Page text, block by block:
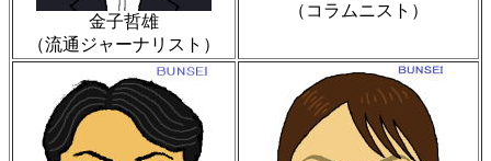
金子哲雄
（流通ジャーナリスト）
（コラムニスト）